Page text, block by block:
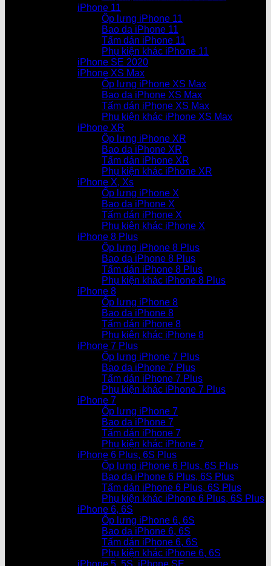
iPhone 11
Ốp lưng iPhone 11
Bao da iPhone 11
Tấm dán iPhone 11
Phụ kiện khác iPhone 11
iPhone SE 2020
iPhone XS Max
Ốp lưng iPhone XS Max
Bao da iPhone XS Max
Tấm dán iPhone XS Max
Phụ kiện khác iPhone XS Max
iPhone XR
Ốp lưng iPhone XR
Bao da iPhone XR
Tấm dán iPhone XR
Phụ kiện khác iPhone XR
iPhone X, Xs
Ốp lưng iPhone X
Bao da iPhone X
Tấm dán iPhone X
Phụ kiện khác iPhone X
iPhone 8 Plus
Ốp lưng iPhone 8 Plus
Bao da iPhone 8 Plus
Tấm dán iPhone 8 Plus
Phụ kiện khác iPhone 8 Plus
iPhone 8
Ốp lưng iPhone 8
Bao da iPhone 8
Tấm dán iPhone 8
Phụ kiện khác iPhone 8
iPhone 7 Plus
Ốp lưng iPhone 7 Plus
Bao da iPhone 7 Plus
Tấm dán iPhone 7 Plus
Phụ kiện khác iPhone 7 Plus
iPhone 7
Ốp lưng iPhone 7
Bao da iPhone 7
Tấm dán iPhone 7
Phụ kiện khác iPhone 7
iPhone 6 Plus, 6S Plus
Ốp lưng iPhone 6 Plus, 6S Plus
Bao da iPhone 6 Plus, 6S Plus
Tấm dán iPhone 6 Plus, 6S Plus
Phụ kiện khác iPhone 6 Plus, 6S Plus
iPhone 6, 6S
Ốp lưng iPhone 6, 6S
Bao da iPhone 6, 6S
Tấm dán iPhone 6, 6S
Phụ kiện khác iPhone 6, 6S
iPhone 5, 5S, iPhone SE